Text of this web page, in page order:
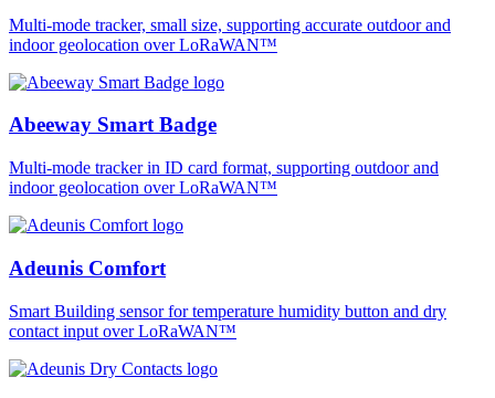
Multi-mode tracker, small size, supporting accurate outdoor and
indoor geolocation over LoRaWAN™
Abeeway Smart Badge
Multi-mode tracker in ID card format, supporting outdoor and
indoor geolocation over LoRaWAN™
Adeunis Comfort
Smart Building sensor for temperature humidity button and dry
contact input over LoRaWAN™